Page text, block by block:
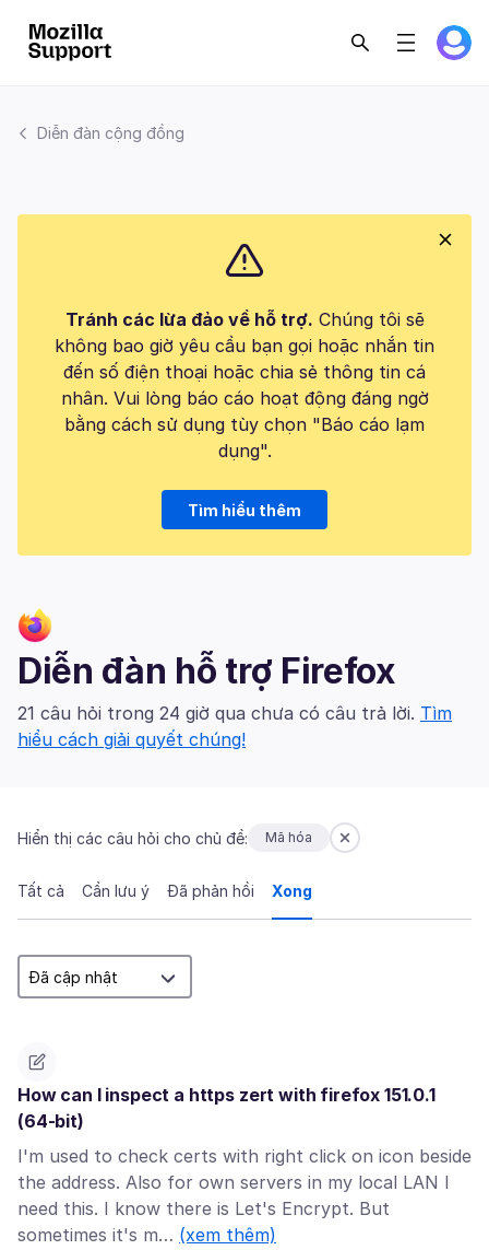
Diễn đàn cộng đồng
Tránh các lừa đảo về hỗ trợ. Chúng tôi sẽ
không bao giờ yêu cầu bạn gọi hoặc nhắn tin
đến số điện thoại hoặc chia sẻ thông tin cá
nhân. Vui lòng báo cáo hoạt động đáng ngờ
bằng cách sử dụng tùy chọn "Báo cáo lạm
dụng".
Tìm hiểu thêm
Diễn đàn hỗ trợ Firefox
21 câu hỏi trong 24 giờ qua chưa có câu trả lời. Tìm
hiểu cách giải quyết chúng!
Hiển thị các câu hỏi cho chủ đề: Mã hóa
Tất cả Cần lưu ý Đã phản hồi Xong
How can I inspect a https zert with firefox 151.0.1
(64-bit)
I'm used to check certs with right click on icon beside
the address. Also for own servers in my local LAN I
need this. I know there is Let's Encrypt. But
sometimes it's m… (xem thêm)